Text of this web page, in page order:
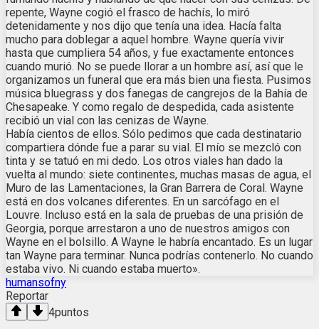
repente, Wayne cogió el frasco de hachís, lo miró
detenidamente y nos dijo que tenía una idea. Hacía falta
mucho para doblegar a aquel hombre. Wayne quería vivir
hasta que cumpliera 54 años, y fue exactamente entonces
cuando murió. No se puede llorar a un hombre así, así que le
organizamos un funeral que era más bien una fiesta. Pusimos
música bluegrass y dos fanegas de cangrejos de la Bahía de
Chesapeake. Y como regalo de despedida, cada asistente
recibió un vial con las cenizas de Wayne.
Había cientos de ellos. Sólo pedimos que cada destinatario
compartiera dónde fue a parar su vial. El mío se mezcló con
tinta y se tatuó en mi dedo. Los otros viales han dado la
vuelta al mundo: siete continentes, muchas masas de agua, el
Muro de las Lamentaciones, la Gran Barrera de Coral. Wayne
está en dos volcanes diferentes. En un sarcófago en el
Louvre. Incluso está en la sala de pruebas de una prisión de
Georgia, porque arrestaron a uno de nuestros amigos con
Wayne en el bolsillo. A Wayne le habría encantado. Es un lugar
tan Wayne para terminar. Nunca podrías contenerlo. No cuando
estaba vivo. Ni cuando estaba muerto».
humansofny
Reportar
4puntos